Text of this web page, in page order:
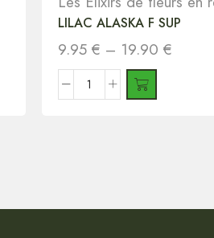
LILAC ALASKA F SUP
9.95 € – 19.90 €